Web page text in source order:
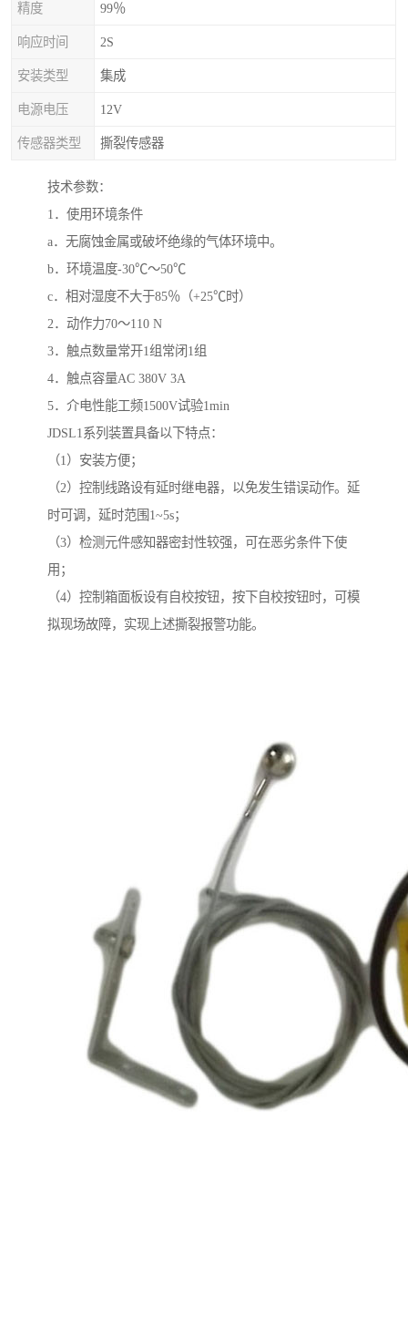
精度 99％
响应时间 2S
安装类型 集成
电源电压 12V
传感器类型 撕裂传感器
技术参数：
1．使用环境条件
a．无腐蚀金属或破坏绝缘的气体环境中。
b．环境温度-30℃～50℃
c．相对湿度不大于85％（+25℃时）
2．动作力70～110 N
3．触点数量常开1组常闭1组
4．触点容量AC 380V 3A
5．介电性能工频1500V试验1min
JDSL1系列装置具备以下特点：
（1）安装方便；
（2）控制线路设有延时继电器，以免发生错误动作。延
时可调，延时范围1~5s；
（3）检测元件感知器密封性较强，可在恶劣条件下使
用；
（4）控制箱面板设有自校按钮，按下自校按钮时，可模
拟现场故障，实现上述撕裂报警功能。